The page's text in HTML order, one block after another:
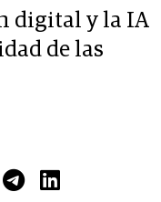
digital y la IA
de las